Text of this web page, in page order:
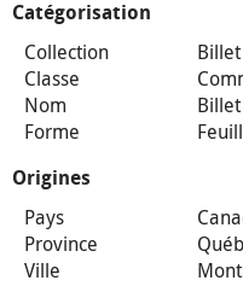
Catégorisation
Collection
Billet
Classe
Nom
Forme
Origines
Pays
Province
Ville